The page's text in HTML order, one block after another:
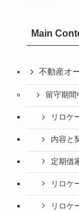
Main
不動産オ
留守期間
リロケ
内容と
定期借
リロケ
リロケ